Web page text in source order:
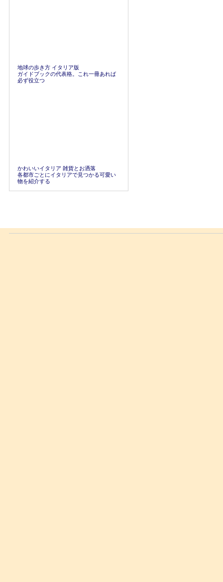
地球の歩き方 イタリア版
ガイドブックの代表格。これ一冊あれば
必ず役立つ
かわいいイタリア 雑貨とお洒落
各都市ごとにイタリアで見つかる可愛い
物を紹介する